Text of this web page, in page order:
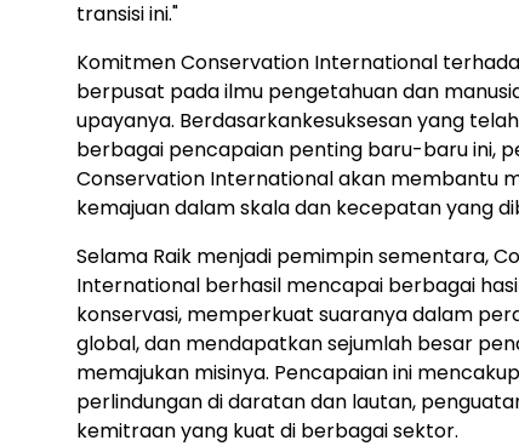
transisi ini."
Komitmen Conservation International
berpusat pada ilmu pengetahuan dan
upayanya. Berdasarkankesuksesan yang
berbagai pencapaian penting baru-baru ini,
Conservation International akan membantu
kemajuan dalam skala dan kecepatan yang
Selama Raik menjadi pemimpin sementara,
International berhasil mencapai berbagai
konservasi, memperkuat suaranya dalam
global, dan mendapatkan sejumlah besar
memajukan misinya. Pencapaian ini
perlindungan di daratan dan lautan,
kemitraan yang kuat di berbagai sektor.